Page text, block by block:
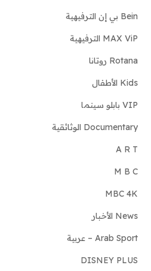
Bein بي إن الترفيهية
MAX ViP الترفيهية
Rotana روتانا
Kids الأطفال
VIP بابلو سينما
Documentary الوثائقية
A R T
M B C
MBC 4K
News الأخبار
Arab Sport – عربية
DISNEY PLUS